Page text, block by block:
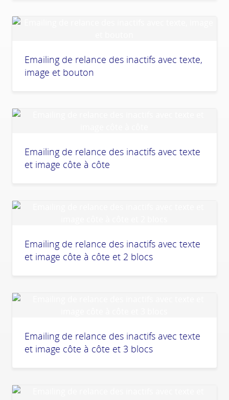
Emailing de relance des inactifs avec texte,
image et bouton
Emailing de relance des inactifs avec texte
et image côte à côte
Emailing de relance des inactifs avec texte
et image côte à côte et 2 blocs
Emailing de relance des inactifs avec texte
et image côte à côte et 3 blocs